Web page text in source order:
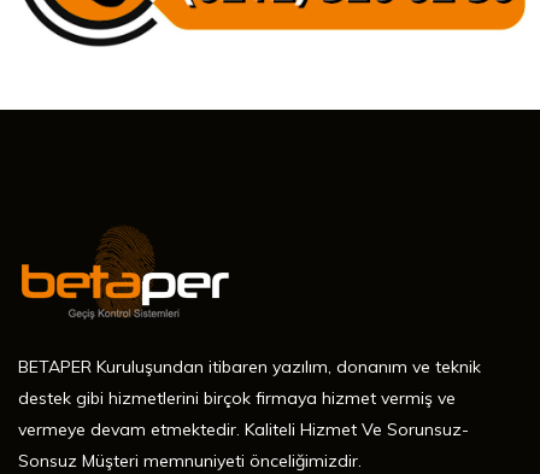
BETAPER Kuruluşundan itibaren yazılım, donanım ve teknik
destek gibi hizmetlerini birçok firmaya hizmet vermiş ve
vermeye devam etmektedir. Kaliteli Hizmet Ve Sorunsuz-
Sonsuz Müşteri memnuniyeti önceliğimizdir.